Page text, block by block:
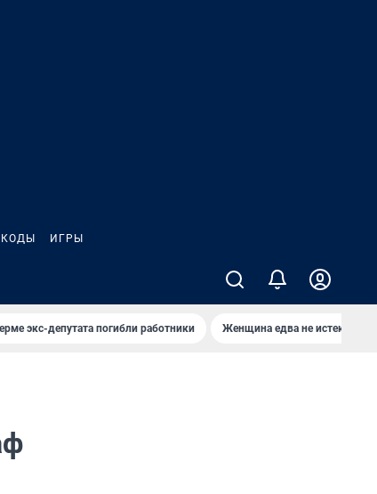
ИГРЫ
экс-депутата погибли работники Женщина едва не истекла